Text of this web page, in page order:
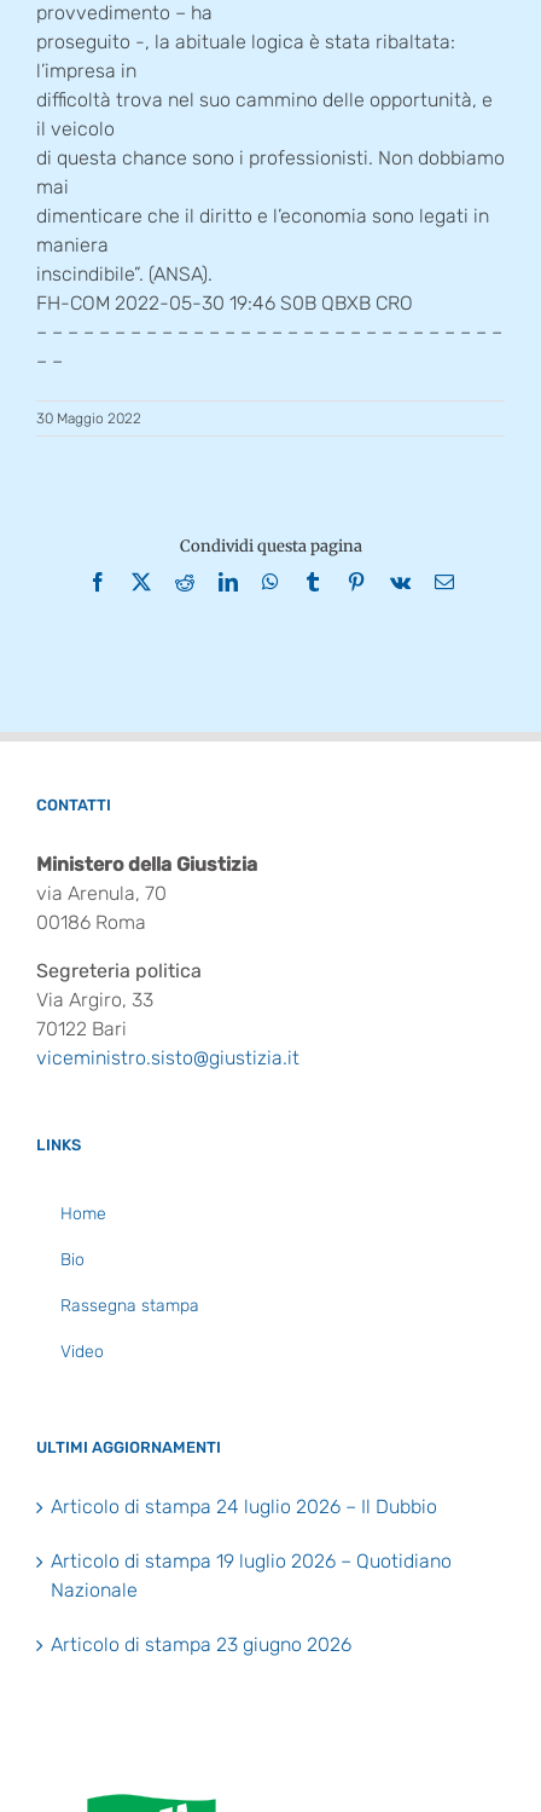
provvedimento – ha
proseguito -, la abituale logica è stata ribaltata:
l’impresa in
difficoltà trova nel suo cammino delle opportunità, e
il veicolo
di questa chance sono i professionisti. Non dobbiamo
mai
dimenticare che il diritto e l’economia sono legati in
maniera
inscindibile”. (ANSA).
FH-COM 2022-05-30 19:46 S0B QBXB CRO
– – – – – – – – – – – – – – – – – – – – – – – – – – – – – –
– –
30 Maggio 2022
Condividi questa pagina
Facebook
X RedditLinkedInWhatsApp
TumblrPinterest
Vk Email
CONTATTI
Ministero della Giustizia
via Arenula, 70
00186 Roma
Segreteria politica
Via Argiro, 33
70122 Bari
viceministro.sisto@giustizia.it
LINKS
Home
Bio
Rassegna stampa
Video
ULTIMI AGGIORNAMENTI
Articolo di stampa 24 luglio 2026 – Il Dubbio
Articolo di stampa 19 luglio 2026 – Quotidiano
Nazionale
Articolo di stampa 23 giugno 2026